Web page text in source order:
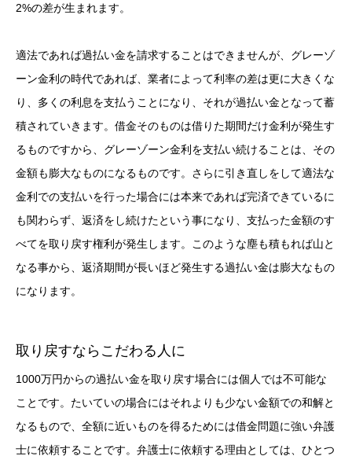
2%の差が生まれます。
適法であれば過払い金を請求することはできませんが、グレーゾ
ーン金利の時代であれば、業者によって利率の差は更に大きくな
り、多くの利息を支払うことになり、それが過払い金となって蓄
積されていきます。借金そのものは借りた期間だけ金利が発生す
るものですから、グレーゾーン金利を支払い続けることは、その
金額も膨大なものになるものです。さらに引き直しをして適法な
金利での支払いを行った場合には本来であれば完済できているに
も関わらず、返済をし続けたという事になり、支払った金額のす
べてを取り戻す権利が発生します。このような塵も積もれば山と
なる事から、返済期間が長いほど発生する過払い金は膨大なもの
になります。
取り戻すならこだわる人に
1000万円からの過払い金を取り戻す場合には個人では不可能な
ことです。たいていの場合にはそれよりも少ない金額での和解と
なるもので、全額に近いものを得るためには借金問題に強い弁護
士に依頼することです。弁護士に依頼する理由としては、ひとつ